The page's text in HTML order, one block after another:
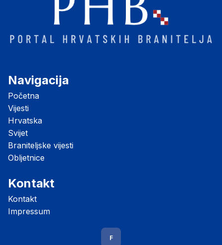
Navigacija
Početna
Vijesti
Hrvatska
Svijet
Braniteljske vijesti
Obljetnice
Kontakt
Kontakt
Impressum
F